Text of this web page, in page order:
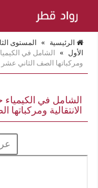
الرئيسية » المستوى
الأول »
الشامل في
ومركباتها الصف الثاني
الشامل في الكيمياء
الانتقالية